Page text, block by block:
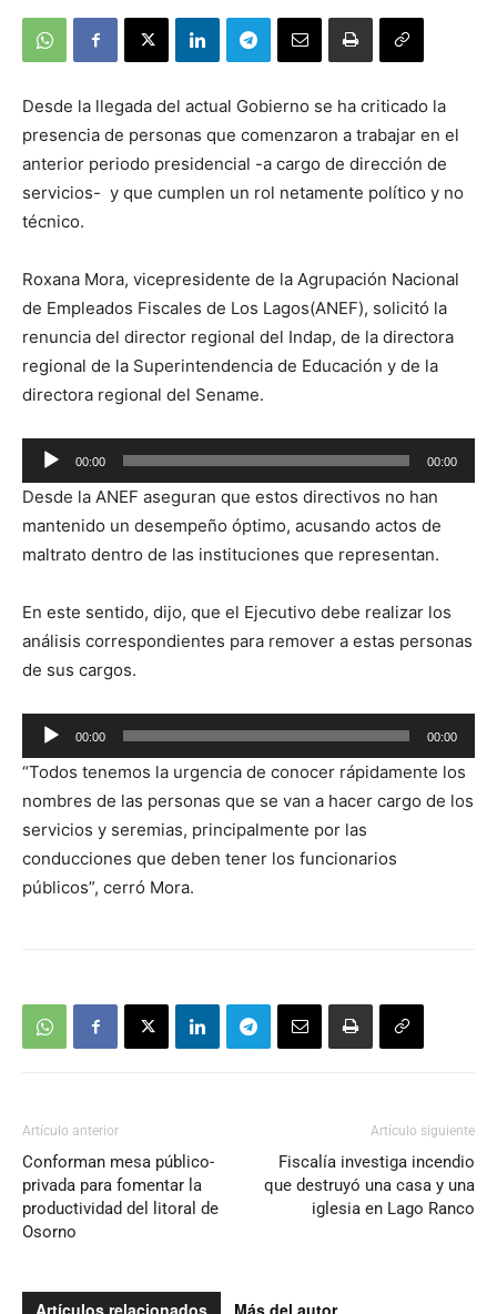
Desde la llegada del actual Gobierno se ha criticado la
presencia de personas que comenzaron a trabajar en el
anterior periodo presidencial -a cargo de dirección de
servicios- y que cumplen un rol netamente político y no
técnico.
Roxana Mora, vicepresidente de la Agrupación Nacional
de Empleados Fiscales de Los Lagos(ANEF), solicitó la
renuncia del director regional del Indap, de la directora
regional de la Superintendencia de Educación y de la
directora regional del Sename.
Reproductor
de
audio
00:00 00:00
Desde la ANEF aseguran que estos directivos no han
mantenido un desempeño óptimo, acusando actos de
maltrato dentro de las instituciones que representan.
En este sentido, dijo, que el Ejecutivo debe realizar los
análisis correspondientes para remover a estas personas
de sus cargos.
Reproductor
de
audio
00:00 00:00
“Todos tenemos la urgencia de conocer rápidamente los
nombres de las personas que se van a hacer cargo de los
servicios y seremias, principalmente por las
conducciones que deben tener los funcionarios
públicos”, cerró Mora.
Artículo anterior
Conforman mesa público-
privada para fomentar la
productividad del litoral de
Osorno
Artículo siguiente
Fiscalía investiga incendio
que destruyó una casa y una
iglesia en Lago Ranco